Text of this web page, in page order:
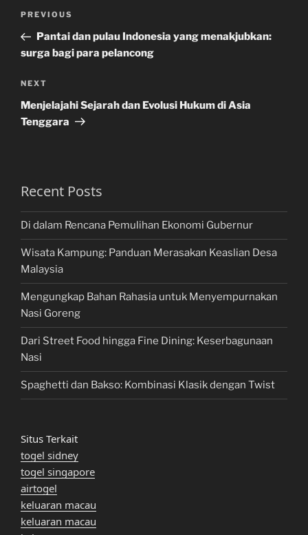
Previous
Post
PREVIOUS
Pantai dan pulau Indonesia yang menakjubkan:
surga bagi para pelancong
Next
Post
NEXT
Menjelajahi Sejarah dan Evolusi Hukum di Asia
Tenggara
Recent Posts
Di dalam Rencana Pemulihan Ekonomi Gubernur
Wisata Kampung: Panduan Merasakan Keaslian Desa
Malaysia
Mengungkap Bahan Rahasia untuk Menyempurnakan
Nasi Goreng
Dari Street Food hingga Fine Dining: Keserbagunaan
Nasi
Spaghetti dan Bakso: Kombinasi Klasik dengan Twist
Situs Terkait
togel sidney
togel singapore
airtogel
keluaran macau
keluaran macau